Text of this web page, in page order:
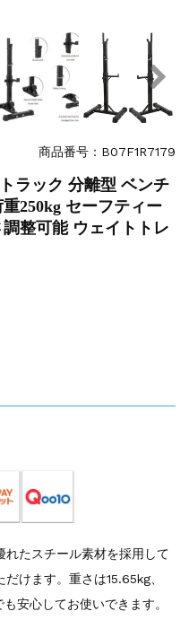
商品番号：B07F1R7179
ラック 分離型 ベンチ
250kg セーフティー
整可能 ウェイトトレ
れたスチール素材を採用して
けます。重さは15.65kg、
安心してお使いできます。